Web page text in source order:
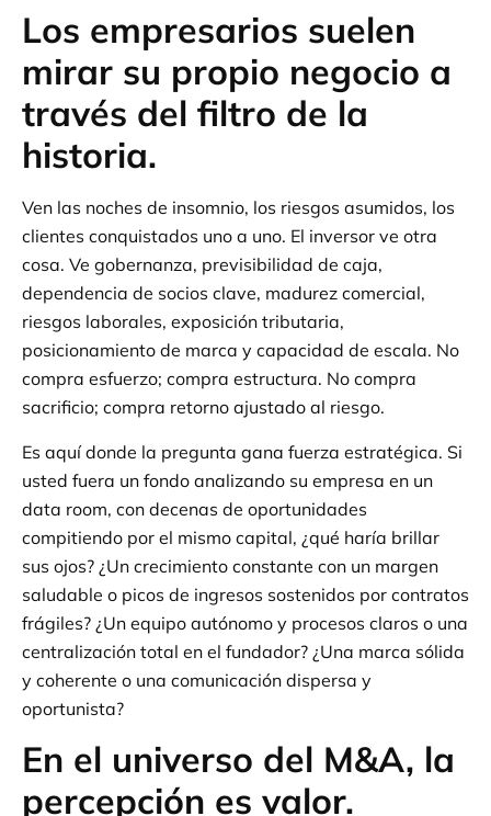
Los empresarios suelen
mirar su propio negocio a
través del filtro de la
historia.
Ven las noches de insomnio, los riesgos asumidos, los
clientes conquistados uno a uno. El inversor ve otra
cosa. Ve gobernanza, previsibilidad de caja,
dependencia de socios clave, madurez comercial,
riesgos laborales, exposición tributaria,
posicionamiento de marca y capacidad de escala. No
compra esfuerzo; compra estructura. No compra
sacrificio; compra retorno ajustado al riesgo.
Es aquí donde la pregunta gana fuerza estratégica. Si
usted fuera un fondo analizando su empresa en un
data room, con decenas de oportunidades
compitiendo por el mismo capital, ¿qué haría brillar
sus ojos? ¿Un crecimiento constante con un margen
saludable o picos de ingresos sostenidos por contratos
frágiles? ¿Un equipo autónomo y procesos claros o una
centralización total en el fundador? ¿Una marca sólida
y coherente o una comunicación dispersa y
oportunista?
En el universo del M&A, la
percepción es valor.